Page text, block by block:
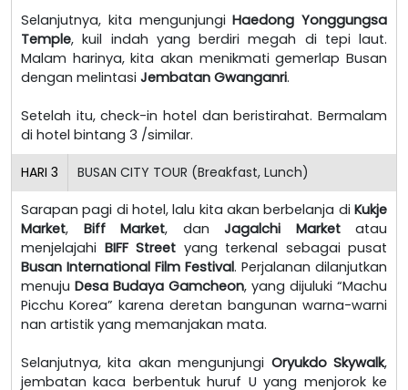
Selanjutnya, kita mengunjungiHaedong Yonggungsa
Temple, kuil indah yang berdiri megah di tepi laut.
Malam harinya, kita akan menikmati gemerlap Busan
dengan melintasi Jembatan Gwanganri.
Setelah itu, check-in hotel dan beristirahat. Bermalam
di hotel bintang 3 /similar.
HARI 3 BUSAN CITY TOUR (Breakfast, Lunch)
Sarapan pagi di hotel, lalu kita akan berbelanja di Kukje
Market, Biff Market, dan Jagalchi Marketatau
menjelajahi BIFF Street yang terkenal sebagai pusat
Busan International Film Festival. Perjalanan dilanjutkan
menuju Desa Budaya Gamcheon, yang dijuluki “Machu
Picchu Korea” karena deretan bangunan warna-warni
nan artistik yang memanjakan mata.
Selanjutnya, kita akan mengunjungi Oryukdo Skywalk,
jembatan kaca berbentuk huruf U yang menjorok ke